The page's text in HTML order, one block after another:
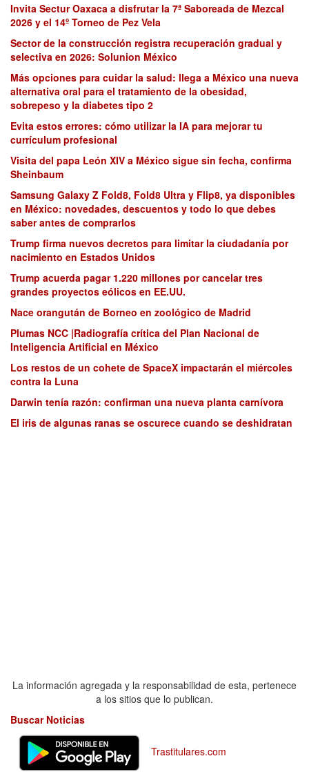
Invita Sectur Oaxaca a disfrutar la 7ª Saboreada de Mezcal
2026 y el 14º Torneo de Pez Vela
Sector de la construcción registra recuperación gradual y
selectiva en 2026: Solunion México
Más opciones para cuidar la salud: llega a México una nueva
alternativa oral para el tratamiento de la obesidad,
sobrepeso y la diabetes tipo 2
Evita estos errores: cómo utilizar la IA para mejorar tu
currículum profesional
Visita del papa León XIV a México sigue sin fecha, confirma
Sheinbaum
Samsung Galaxy Z Fold8, Fold8 Ultra y Flip8, ya disponibles
en México: novedades, descuentos y todo lo que debes
saber antes de comprarlos
Trump firma nuevos decretos para limitar la ciudadanía por
nacimiento en Estados Unidos
Trump acuerda pagar 1.220 millones por cancelar tres
grandes proyectos eólicos en EE.UU.
Nace orangután de Borneo en zoológico de Madrid
Plumas NCC |Radiografía crítica del Plan Nacional de
Inteligencia Artificial en México
Los restos de un cohete de SpaceX impactarán el miércoles
contra la Luna
Darwin tenía razón: confirman una nueva planta carnívora
El iris de algunas ranas se oscurece cuando se deshidratan
La información agregada y la responsabilidad de esta, pertenece
a los sitios que lo publican.
Buscar Noticias
Trastitulares.com